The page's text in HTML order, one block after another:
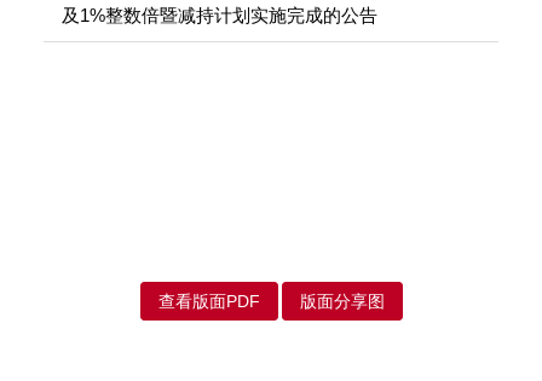
及1%整数倍暨减持计划实施完成的公告
查看版面PDF 版面分享图